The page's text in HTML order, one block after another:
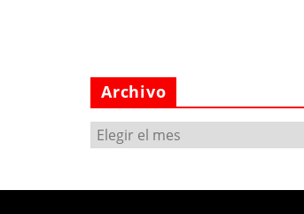
Archivo
Archivo